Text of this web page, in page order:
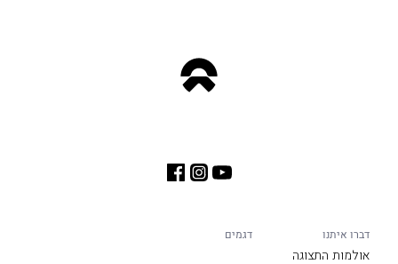
דברו איתנו
אולמות התצוגה
דגמים